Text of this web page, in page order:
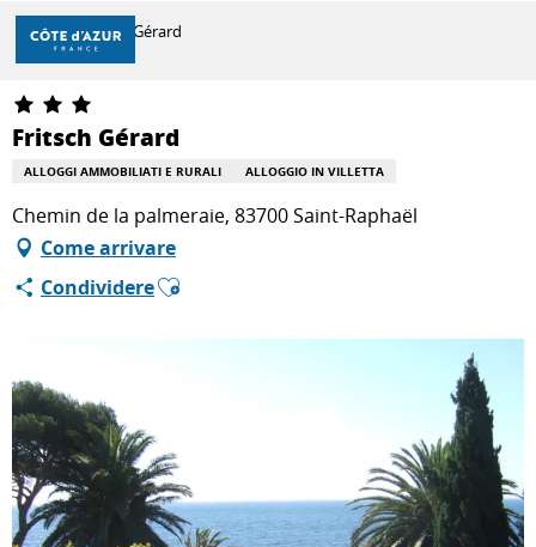
Aller
contenu
principal
SCOPRIRE
PER FARE
SOGGIORNO
Casa Fritsch Gérard
Fritsch Gérard
ALLOGGI AMMOBILIATI E RURALI ALLOGGIO IN VILLETTA
Chemin de la palmeraie, 83700 Saint-Raphaël
Come arrivare
CondividereAjouter aux favoris